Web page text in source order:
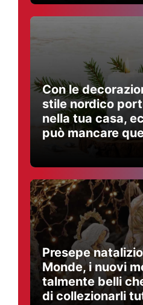
Con le
stile nordico
nella tua casa,
può mancare
Presepe
Monde, i nuovi
talmente belli
di collezionarli